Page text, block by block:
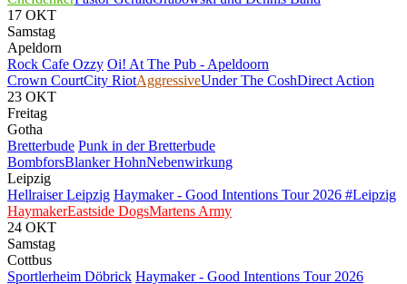
17 OKT
Samstag
Apeldorn
Rock Cafe Ozzy Oi! At The Pub - Apeldoorn
Crown CourtCity RiotAggressiveUnder The CoshDirect Action
23 OKT
Freitag
Gotha
Bretterbude Punk in der Bretterbude
BombforsBlanker HohnNebenwirkung
Leipzig
Hellraiser Leipzig Haymaker - Good Intentions Tour 2026 #Leipzig
HaymakerEastside DogsMartens Army
24 OKT
Samstag
Cottbus
Sportlerheim Döbrick Haymaker - Good Intentions Tour 2026